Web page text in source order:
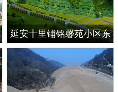
延安十里铺铭馨苑小区东
侧开挖边坡防治工程